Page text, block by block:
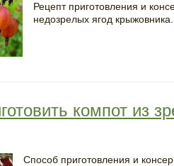
Рецепт приготовления и
недозрелых ягод крыжовника.
компот из
Способ приготовления и